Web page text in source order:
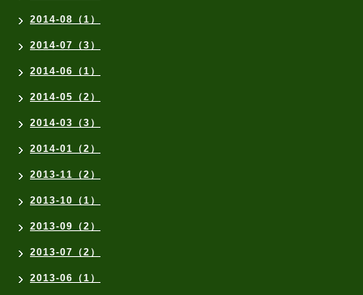
2014-08（1）
2014-07（3）
2014-06（1）
2014-05（2）
2014-03（3）
2014-01（2）
2013-11（2）
2013-10（1）
2013-09（2）
2013-07（2）
2013-06（1）